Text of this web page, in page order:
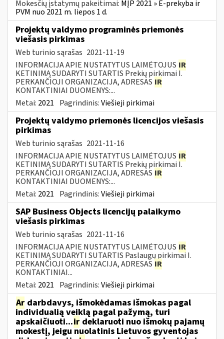
Mokesčių įstatymų pakeitimai: MĮP 2021 » E-prekyba ir
PVM nuo 2021 m. liepos 1 d.
Projektų valdymo programinės priemonės
viešasis pirkimas
Web turinio sąrašas 2021-11-19
INFORMACIJA APIE NUSTATYTUS LAIMĖTOJUS IR
KETINIMĄ SUDARYTI SUTARTIS Prekių pirkimai I.
PERKANČIOJI ORGANIZACIJA, ADRESAS IR
KONTAKTINIAI DUOMENYS:...
Metai: 2021 Pagrindinis:Viešieji pirkimai
Projektų valdymo priemonės licencijos viešasis
pirkimas
Web turinio sąrašas 2021-11-16
INFORMACIJA APIE NUSTATYTUS LAIMĖTOJUS IR
KETINIMĄ SUDARYTI SUTARTIS Prekių pirkimai I.
PERKANČIOJI ORGANIZACIJA, ADRESAS IR
KONTAKTINIAI DUOMENYS:...
Metai: 2021 Pagrindinis:Viešieji pirkimai
SAP Business Objects licencijų palaikymo
viešasis pirkimas
Web turinio sąrašas 2021-11-16
INFORMACIJA APIE NUSTATYTUS LAIMĖTOJUS IR
KETINIMĄ SUDARYTI SUTARTIS Paslaugų pirkimai I.
PERKANČIOJI ORGANIZACIJA, ADRESAS IR
KONTAKTINIAI...
Metai: 2021 Pagrindinis:Viešieji pirkimai
Ar darbdavys, išmokėdamas išmokas pagal
individualią veiklą pagal pažymą, turi
apskaičiuoti...ir deklaruoti nuo išmokų pajamų
mokestį, jeigu nuolatinis Lietuvos gyventojas